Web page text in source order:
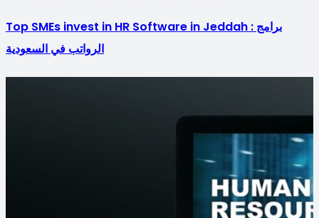
Top SMEs invest in HR Software in Jeddah : برامج
الرواتب في السعودية